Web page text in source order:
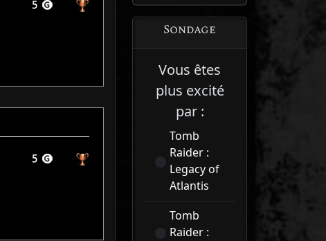
Sondage
Vous êtes
plus excité
par :
Tomb
Raider :
Legacy of
Atlantis
Tomb
Raider :